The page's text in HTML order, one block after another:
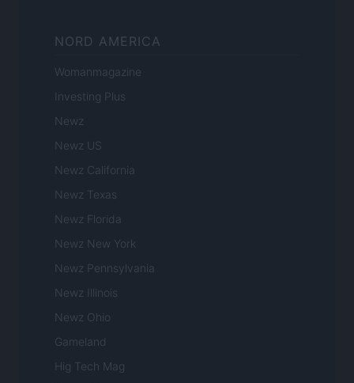
NORD AMERICA
Womanmagazine
Investing Plus
Newz
Newz US
Newz California
Newz Texas
Newz Florida
Newz New York
Newz Pennsylvania
Newz Illinois
Newz Ohio
Gameland
Hig Tech Mag